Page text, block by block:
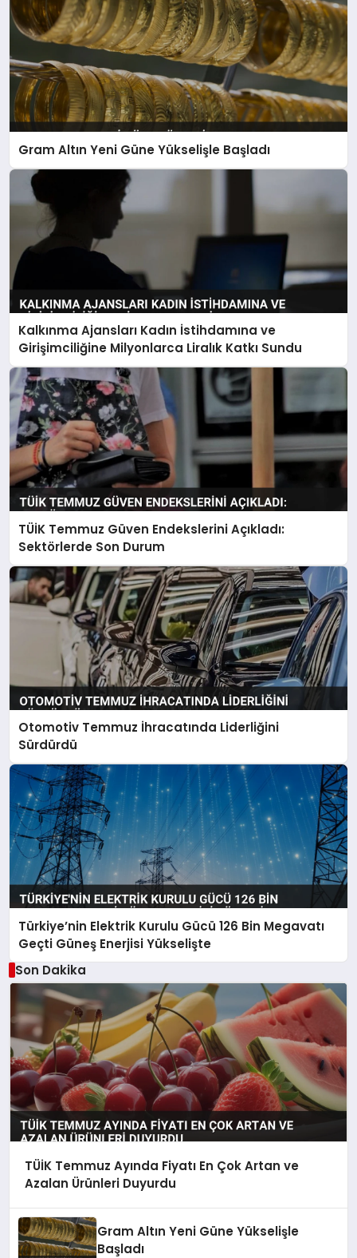
Gram Altın Yeni Güne Yükselişle Başladı
Kalkınma Ajansları Kadın İstihdamına ve
Girişimciliğine Milyonlarca Liralık Katkı Sundu
TÜİK Temmuz Güven Endekslerini Açıkladı:
Sektörlerde Son Durum
Otomotiv Temmuz İhracatında Liderliğini
Sürdürdü
Türkiye’nin Elektrik Kurulu Gücü 126 Bin Megavatı
Geçti Güneş Enerjisi Yükselişte
Son Dakika
TÜİK Temmuz Ayında Fiyatı En Çok Artan ve
Azalan Ürünleri Duyurdu
Gram Altın Yeni Güne Yükselişle
Başladı